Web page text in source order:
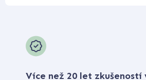
Více než 20 let zkušeností